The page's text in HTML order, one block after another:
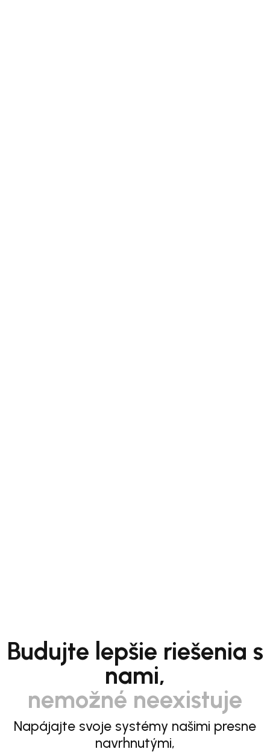
Budujte lepšie riešenia s
nami,
nemožné neexistuje
Napájajte svoje systémy našimi presne
navrhnutými,